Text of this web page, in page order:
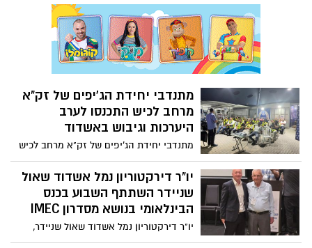
החל להתנדב בשנת 2020 הוא הפך לדמות
מרכזית בתחנת אשדוד, הכשיר מתנדבים,
סיים קורס חובשים בכירים וקורס מתרימי דם
– וכל זאת מתוך מחויבות בלתי מתפשרת
להצלת חיים
מתנדבי יחידת הג'יפים של זק"א
מרחב לכיש התכנסו לערב
היערכות וגיבוש באשדוד
מתנדבי יחידת הג'יפים של זק"א מרחב לכיש
התכנסו באשדוד לערב מיוחד של היכרות,
גיבוש והיערכות להמשך פעילות היחידה,
במתחם זק"א באשדוד, במטרה לחזק את
המענה המבצעי בשטח ולהרחיב את יכולות
הפעולה במקרי חירום, חיפושים ואיתור
נעדרים
יו"ר דירקטוריון נמל אשדוד שאול
שניידר השתתף השבוע בכנס
הבינלאומי בנושא מסדרון IMEC
יו"ר דירקטוריון נמל אשדוד שאול שניידר,
השתתף בכנס הבינלאומי בנושא מסדרון